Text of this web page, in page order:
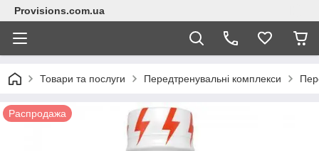
Provisions.com.ua
Товари та послуги Передтренувальні комплекси
Распродажа